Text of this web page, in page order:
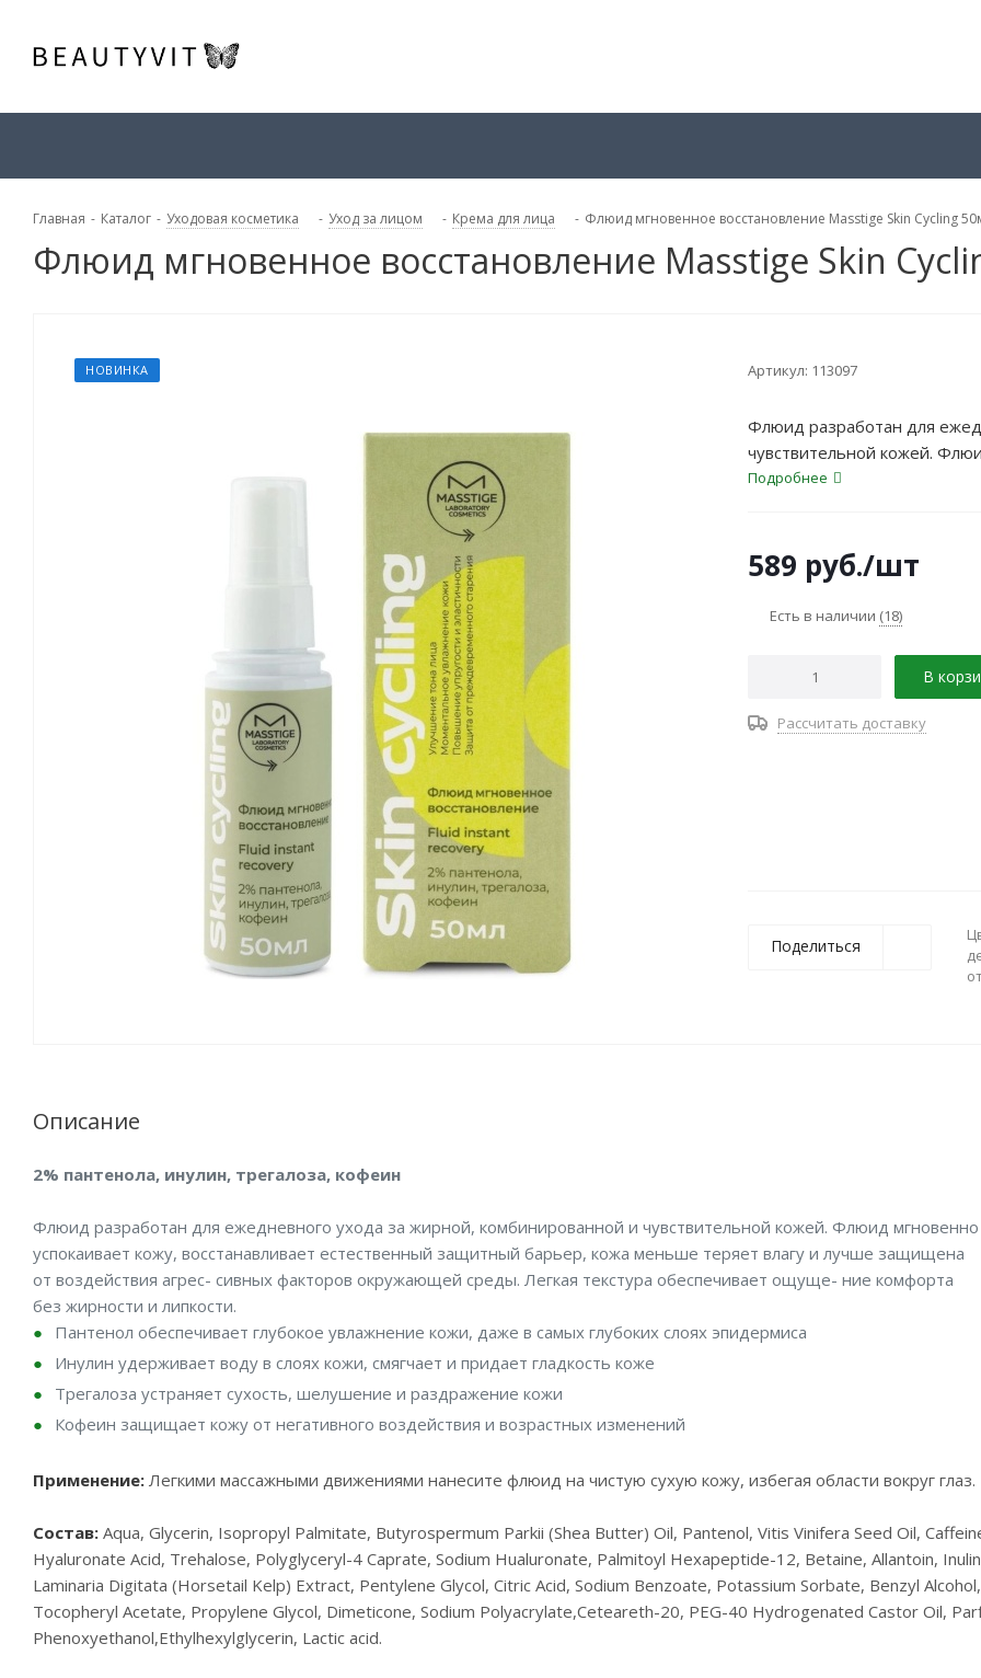
Главная - Каталог - Уходовая косметика - Уход за лицом - Крема для лица - Флюид мгновенное восстановление Masstige Skin Cycling
Флюид мгновенное восстановление Masstige Skin
НОВИНКА Артикул: 113097
Флюид разработан для
чувствительной кожей.
естественный защитный
Подробнее
589 руб./шт
Есть в наличии (18)
В
Рассчитать доставку
Поделиться
Описание
2% пантенола, инулин, трегалоза, кофеин
Флюид разработан для ежедневного ухода за жирной, комбинированной и чувствительной кожей. Флюид мгновенно
успокаивает кожу, восстанавливает естественный защитный барьер, кожа меньше теряет влагу и лучше защищена
от воздействия агрес- сивных факторов окружающей среды. Легкая текстура обеспечивает ощуще- ние комфорта
без жирности и липкости.
Пантенол обеспечивает глубокое увлажнение кожи, даже в самых глубоких слоях эпидермиса
Инулин удерживает воду в слоях кожи, смягчает и придает гладкость коже
Трегалоза устраняет сухость, шелушение и раздражение кожи
Кофеин защищает кожу от негативного воздействия и возрастных изменений
Применение: Легкими массажными движениями нанесите флюид на чистую сухую кожу, избегая области вокруг глаз.
Состав: Aqua, Glycerin, Isopropyl Palmitate, Butyrospermum Parkii (Shea Butter) Oil, Pantenol, Vitis Vinifera Seed Oil,
Hyaluronate Аcid, Trehalose, Polyglyceryl-4 Caprate, Sodium Hualuronate, Palmitoyl Hexapeptide-12, Betaine, Allantoin,
Laminaria Digitata (Horsetail Kelp) Extract, Pentylene Glycol, Citric Acid, Sodium Benzoate, Potassium Sorbate, Benzyl Alcohol,
Tocopheryl Acetate, Propylene Glycol, Dimeticone, Sodium Polyacrylate,Ceteareth-20, PEG-40 Hydrogenated Castor Oil,
Phenoxyethanol,Ethylhexylglycerin, Lactic acid.